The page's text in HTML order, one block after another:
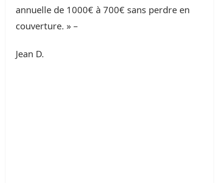
annuelle de 1000€ à 700€ sans perdre en
couverture. » –
Jean D.